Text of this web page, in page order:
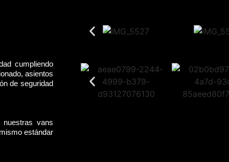
cumpliendo
asientos
de seguridad
vans
estándar